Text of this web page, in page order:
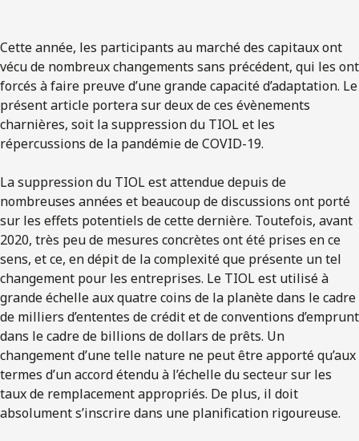
Cette année, les participants au marché des capitaux ont
vécu de nombreux changements sans précédent, qui les ont
forcés à faire preuve d’une grande capacité d’adaptation. Le
présent article portera sur deux de ces évènements
charnières, soit la suppression du TIOL et les
répercussions de la pandémie de COVID-19.
La suppression du TIOL est attendue depuis de
nombreuses années et beaucoup de discussions ont porté
sur les effets potentiels de cette dernière. Toutefois, avant
2020, très peu de mesures concrètes ont été prises en ce
sens, et ce, en dépit de la complexité que présente un tel
changement pour les entreprises. Le TIOL est utilisé à
grande échelle aux quatre coins de la planète dans le cadre
de milliers d’ententes de crédit et de conventions d’emprunt
dans le cadre de billions de dollars de prêts. Un
changement d’une telle nature ne peut être apporté qu’aux
termes d’un accord étendu à l’échelle du secteur sur les
taux de remplacement appropriés. De plus, il doit
absolument s’inscrire dans une planification rigoureuse.